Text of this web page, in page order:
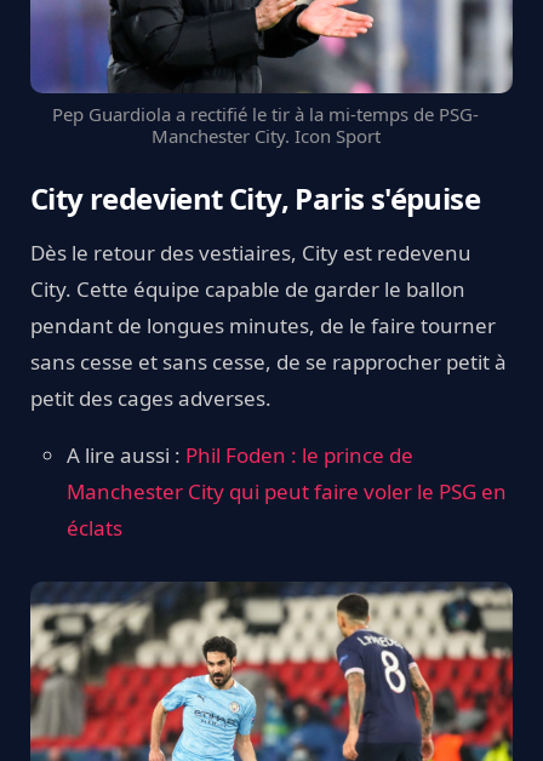
Pep Guardiola a rectifié le tir à la mi-temps de PSG-
Manchester City. Icon Sport
City redevient City, Paris s'épuise
Dès le retour des vestiaires, City est redevenu
City. Cette équipe capable de garder le ballon
pendant de longues minutes, de le faire tourner
sans cesse et sans cesse, de se rapprocher petit à
petit des cages adverses.
A lire aussi : Phil Foden : le prince de
Manchester City qui peut faire voler le PSG en
éclats